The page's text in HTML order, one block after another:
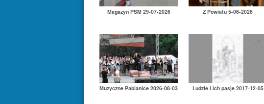
Magazyn PSM 29-07-2026 Z Powiatu 5-06-2026
Muzyczne Pabianice 2026-08-03 Ludzie i ich pasje 2017-12-05